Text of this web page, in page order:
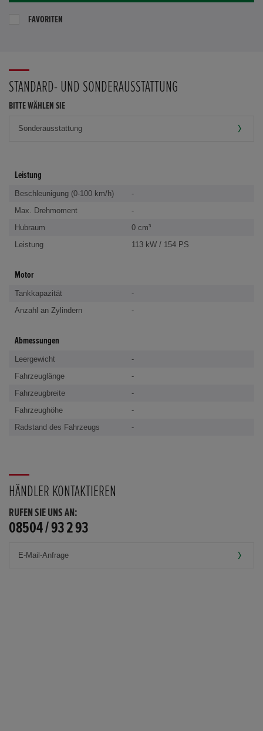
FAVORITEN
STANDARD- UND SONDERAUSSTATTUNG
BITTE WÄHLEN SIE
Leistung
Beschleunigung (0-100 km/h)
-
Max. Drehmoment
-
Hubraum
0 cm³
Leistung
113 kW / 154 PS
Motor
Tankkapazität
-
Anzahl an Zylindern
-
Abmessungen
Leergewicht
-
Fahrzeuglänge
-
Fahrzeugbreite
-
Fahrzeughöhe
-
Radstand des Fahrzeugs
-
HÄNDLER KONTAKTIEREN
RUFEN SIE UNS AN:
08504 / 93 2 93